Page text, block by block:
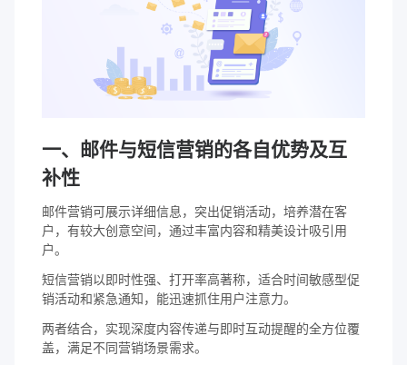
一、邮件与短信营销的各自优势及互
补性
邮件营销可展示详细信息，突出促销活动，培养潜在客
户，有较大创意空间，通过丰富内容和精美设计吸引用
户。
短信营销以即时性强、打开率高著称，适合时间敏感型促
销活动和紧急通知，能迅速抓住用户注意力。
两者结合，实现深度内容传递与即时互动提醒的全方位覆
盖，满足不同营销场景需求。